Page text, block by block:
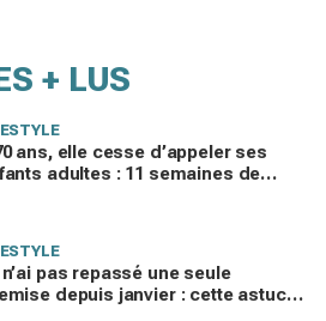
+ LUS
ans, elle cesse d’appeler ses
adultes : 11 semaines de
pas repassé une seule
depuis janvier : cette astuce